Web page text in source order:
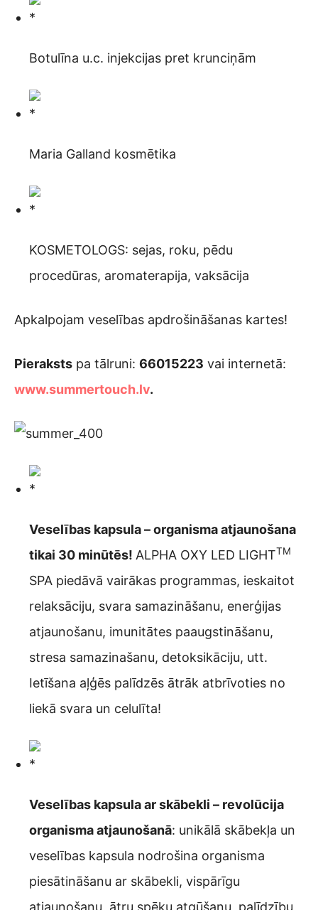
Botulīna u.c. injekcijas pret krunciņām
Maria Galland kosmētika
KOSMETOLOGS: sejas, roku, pēdu
procedūras, aromaterapija, vaksācija
Apkalpojam veselības apdrošināšanas kartes!
Pieraksts pa tālruni: 66015223 vai internetā:
www.summertouch.lv.
Veselības kapsula – organisma atjaunošana
tikai 30 minūtēs! ALPHA OXY LED LIGHTTM
SPA piedāvā vairākas programmas, ieskaitot
relaksāciju, svara samazināšanu, enerģijas
atjaunošanu, imunitātes paaugstināšanu,
stresa samazinašanu, detoksikāciju, utt.
Ietīšana aļģēs palīdzēs ātrāk atbrīvoties no
liekā svara un celulīta!
Veselības kapsula ar skābekli – revolūcija
organisma atjaunošanā: unikālā skābekļa un
veselības kapsula nodrošina organisma
piesātināšanu ar skābekli, vispārīgu
atjaunošanu, ātru spēku atgūšanu, palīdzību